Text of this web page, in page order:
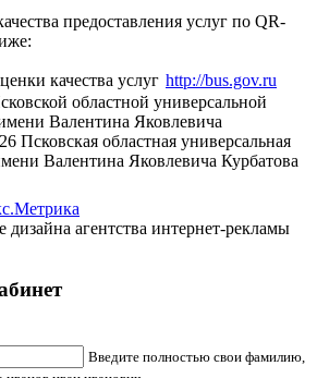
предоставления услуг по QR-
http://bus.gov.ru
областной универсальной
Валентина Яковлевича
Псковская областная универсальная
Валентина Яковлевича Курбатова
дизайна агентства интернет-рекламы
Введите полностью свои фамилию,